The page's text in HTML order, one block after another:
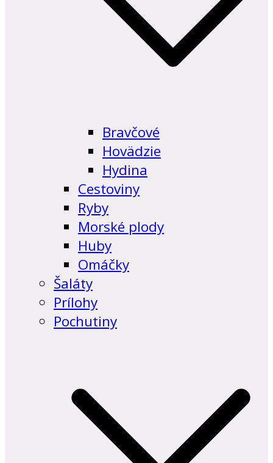
Bravčové
Hovädzie
Hydina
Cestoviny
Ryby
Morské plody
Huby
Omáčky
Šaláty
Prílohy
Pochutiny